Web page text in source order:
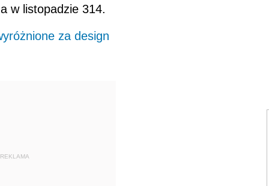
w listopadzie 314.
za design
REKLAMA